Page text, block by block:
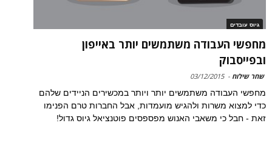
גיוס עובדים
מחפשי העבודה משתמשים יותר באייפון
ובפייסבוק
שחר שילוח -
03/12/2015
מחפשי העבודה משתמשים יותר ויותר במכשירים הניידים שלהם
כדי למצוא משרות ולהגיש מועמדות, אבל החברות טרם הפנימו
זאת - חבל כי משאבי האנוש מפספסים פוטנציאל גיוס גדול!